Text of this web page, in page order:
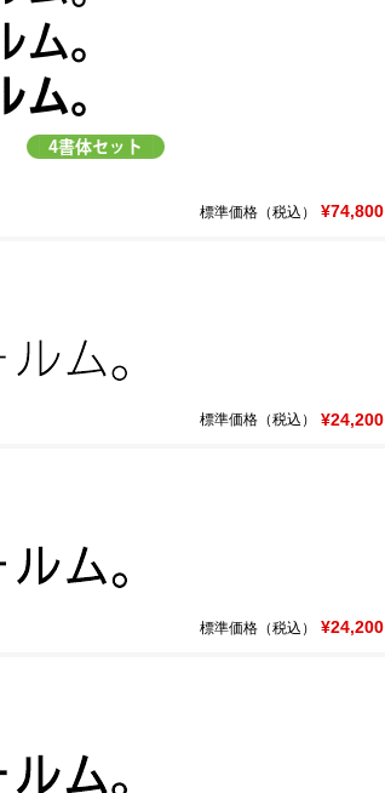
標準価格（税込） ¥74,800
標準価格（税込） ¥24,200
標準価格（税込） ¥24,200